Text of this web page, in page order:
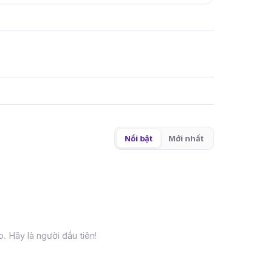
Nổi bật Mới nhất
Hãy là người đầu tiên!